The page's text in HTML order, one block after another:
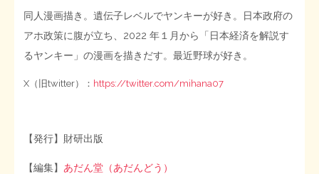
同人漫画描き。遺伝子レベルでヤンキーが好き。日本政府の
アホ政策に腹が立ち、2022 年１月から「日本経済を解説す
るヤンキー」の漫画を描きだす。最近野球が好き。
X（旧twitter）： https://twitter.com/mihana07
【発行】財研出版
【編集】 あだん堂（あだんどう）